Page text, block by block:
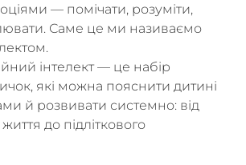
— помічати, розуміти,
Саме це ми називаємо
інтелект — це набір
які можна пояснити дитині
й розвивати системно: від
до підліткового